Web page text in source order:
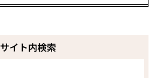
サイト内検索